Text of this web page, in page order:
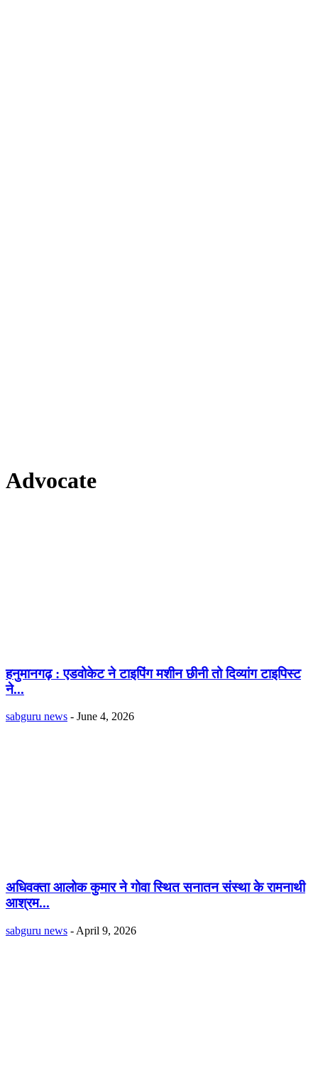
Advocate
हनुमानगढ़ : एडवोकेट ने टाइपिंग मशीन छीनी तो दिव्यांग टाइपिस्ट
ने...
sabguru news - June 4, 2026
अधिवक्ता आलोक कुमार ने गोवा स्थित सनातन संस्था के रामनाथी
आश्रम...
sabguru news - April 9, 2026